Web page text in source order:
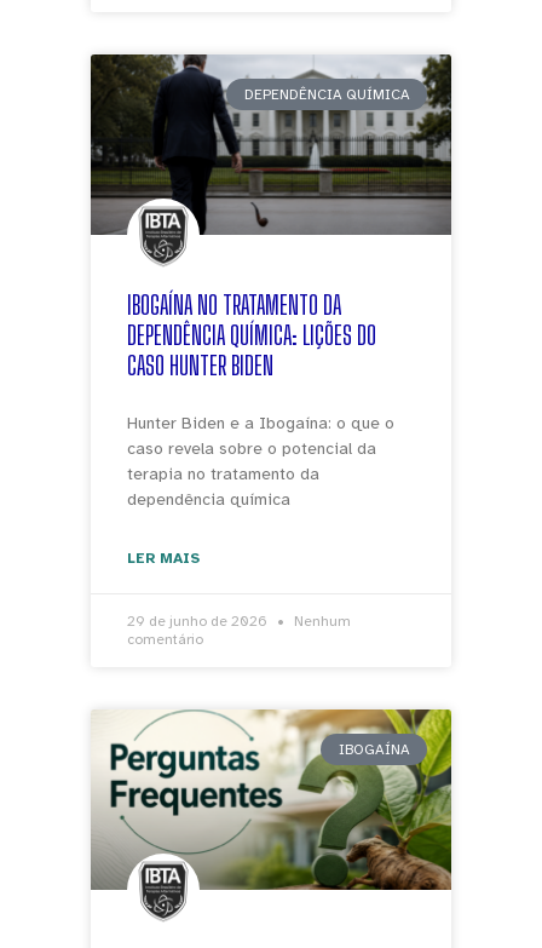
DEPENDÊNCIA QUÍMICA
IBOGAÍNA NO TRATAMENTO DA
DEPENDÊNCIA QUÍMICA: LIÇÕES DO
CASO HUNTER BIDEN
Hunter Biden e a Ibogaína: o que o
caso revela sobre o potencial da
terapia no tratamento da
dependência química
LER MAIS
29 de junho de 2026
Nenhum
comentário
IBOGAÍNA